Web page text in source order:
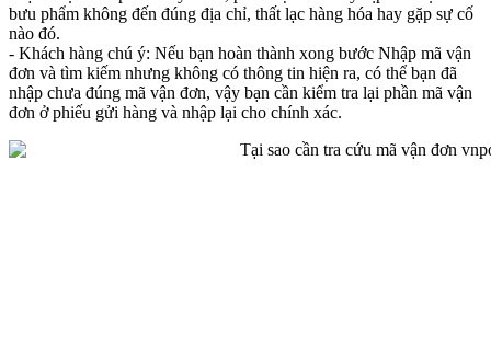
bưu phẩm không đến đúng địa chỉ, thất lạc hàng hóa hay gặp sự cố
nào đó.
- Khách hàng chú ý: Nếu bạn hoàn thành xong bước Nhập mã vận
đơn và tìm kiếm nhưng không có thông tin hiện ra, có thể bạn đã
nhập chưa đúng mã vận đơn, vậy bạn cần kiểm tra lại phần mã vận
đơn ở phiếu gửi hàng và nhập lại cho chính xác.